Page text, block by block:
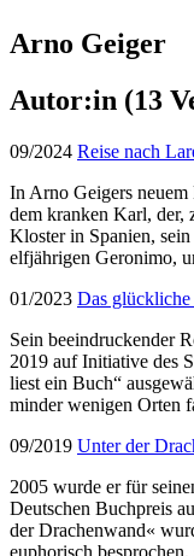
Arno Geiger
Autor:in (13
09/2024 Reise nach
In Arno Geigers
dem kranken Karl, der,
Kloster in Spanien,
elfjährigen Geronimo,
01/2023 Das
Sein beeindruckender
2019 auf Initiative des
liest ein Buch“
minder wenigen Orten
09/2019 Unter der
2005 wurde er für
Deutschen Buchpreis
der Drachenwand«
euphorisch